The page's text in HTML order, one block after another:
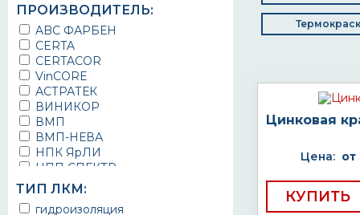
ПРОИЗВОДИТЕЛЬ:
ABC ФАРБЕН
CERTA
CERTACOR
VinCORE
АСТРАТЕК
ВИНИКОР
ВМП
ВМП-НЕВА
НПК ЯрЛИ
НПП СПЕКТР
НПФ ЭМАЛЬ
ТЕРМА
ТИП ЛКМ:
гидроизоляция
Цинковая
Цена: от
КУПИТЬ